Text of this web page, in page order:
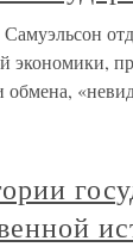
экономики,
обмена,